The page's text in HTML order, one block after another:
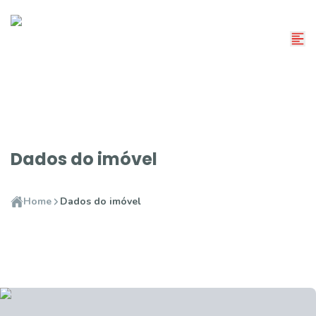
Dados do imóvel
Home Dados do imóvel